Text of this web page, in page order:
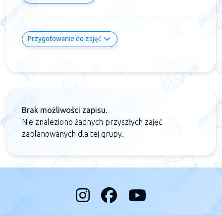
Przygotowanie do zajęć
Brak możliwości zapisu.
Nie znaleziono żadnych przyszłych zajęć
zaplanowanych dla tej grupy.